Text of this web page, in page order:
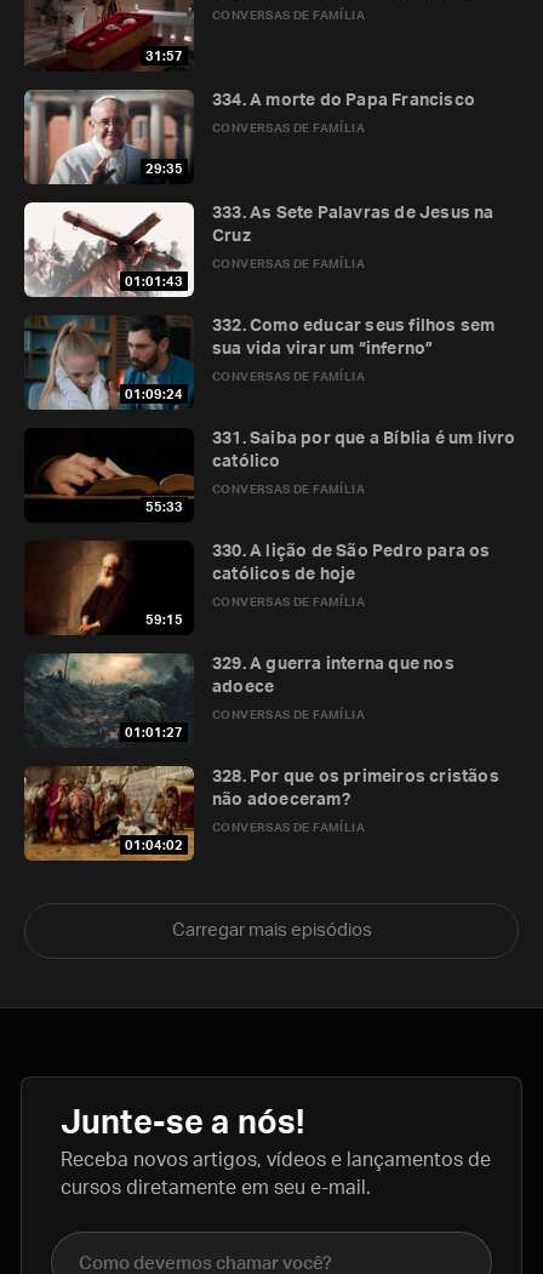
31:57
CONVERSAS DE FAMÍLIA
29:35
CONVERSAS DE FAMÍLIA
334. A morte do Papa Francisco
01:01:43
CONVERSAS DE FAMÍLIA
333. As Sete Palavras de Jesus na
Cruz
01:09:24
CONVERSAS DE FAMÍLIA
332. Como educar seus filhos sem
sua vida virar um “inferno”
55:33
CONVERSAS DE FAMÍLIA
331. Saiba por que a Bíblia é um livro
católico
59:15
CONVERSAS DE FAMÍLIA
330. A lição de São Pedro para os
católicos de hoje
01:01:27
CONVERSAS DE FAMÍLIA
329. A guerra interna que nos
adoece
01:04:02
CONVERSAS DE FAMÍLIA
328. Por que os primeiros cristãos
não adoeceram?
Carregar mais episódios
Junte-se a nós!
Receba novos artigos, vídeos e lançamentos de
cursos diretamente em seu e-mail.
Nome completo